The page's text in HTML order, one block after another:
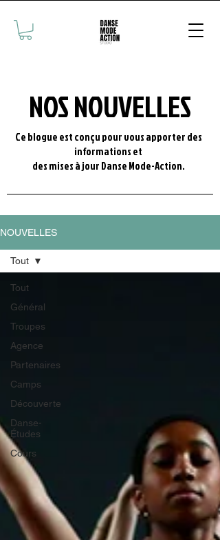
NOS NOUVELLES
Ce blogue est conçu pour vous apporter des
informations et
des mises à jour Danse Mode-Action.
NOUVELLES
Tout
Général
Troupes
Agence
Partenaires
Camps
Découverte
Danse-
Études
Cours
Tout